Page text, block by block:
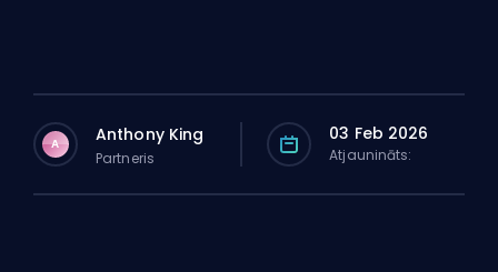
A Anthony King
Partneris
03 Feb 2026
Atjaunināts: